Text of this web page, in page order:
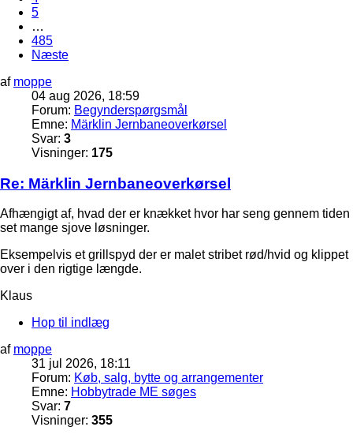
5
…
485
Næste
af moppe
04 aug 2026, 18:59
Forum: Begynderspørgsmål
Emne: Märklin Jernbaneoverkørsel
Svar: 3
Visninger: 175
Re: Märklin Jernbaneoverkørsel
Afhængigt af, hvad der er knækket hvor har seng gennem tiden
set mange sjove løsninger.
Eksempelvis et grillspyd der er malet stribet rød/hvid og klippet
over i den rigtige længde.
Klaus
Hop til indlæg
af moppe
31 jul 2026, 18:11
Forum: Køb, salg, bytte og arrangementer
Emne: Hobbytrade ME søges
Svar: 7
Visninger: 355